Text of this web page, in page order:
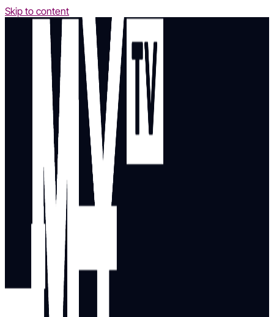
Skip to content